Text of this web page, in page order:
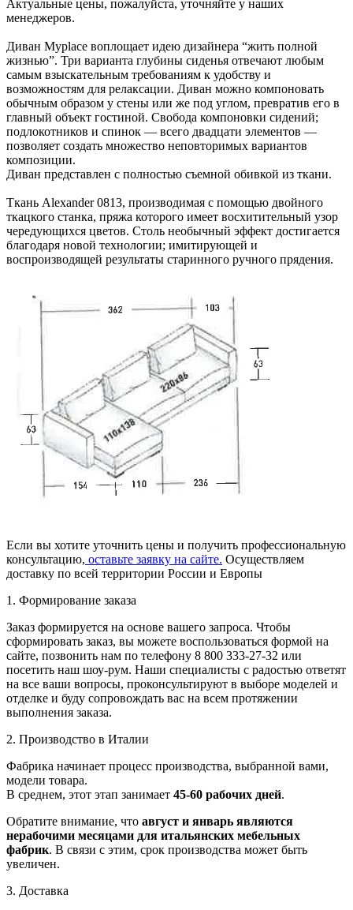
Актуальные цены, пожалуйста, уточняйте у наших
менеджеров.
Диван Myplace воплощает идею дизайнера “жить полной
жизнью”. Три варианта глубины сиденья отвечают любым
самым взыскательным требованиям к удобству и
возможностям для релаксации. Диван можно компоновать
обычным образом у стены или же под углом, превратив его в
главный объект гостиной. Свобода компоновки сидений;
подлокотников и спинок — всего двадцати элементов —
позволяет создать множество неповторимых вариантов
композиции.
Диван представлен с полностью съемной обивкой из ткани.
Ткань Alexander 0813, производимая с помощью двойного
ткацкого станка, пряжа которого имеет восхитительный узор
чередующихся цветов. Столь необычный эффект достигается
благодаря новой технологии; имитирующей и
воспроизводящей результаты старинного ручного прядения.
Если вы хотите уточнить цены и получить профессиональную
консультацию, оставьте заявку на сайте. Осуществляем
доставку по всей территории России и Европы
1. Формирование заказа
Заказ формируется на основе вашего запроса. Чтобы
сформировать заказ, вы можете воспользоваться формой на
сайте, позвонить нам по телефону 8 800 333-27-32 или
посетить наш шоу-рум. Наши специалисты с радостью ответят
на все ваши вопросы, проконсультируют в выборе моделей и
отделке и буду сопровождать вас на всем протяжении
выполнения заказа.
2. Производство в Италии
Фабрика начинает процесс производства, выбранной вами,
модели товара.
В среднем, этот этап занимает 45-60 рабочих дней.
Обратите внимание, что август и январь являются
нерабочими месяцами для итальянских мебельных
фабрик. В связи с этим, срок производства может быть
увеличен.
3. Доставка